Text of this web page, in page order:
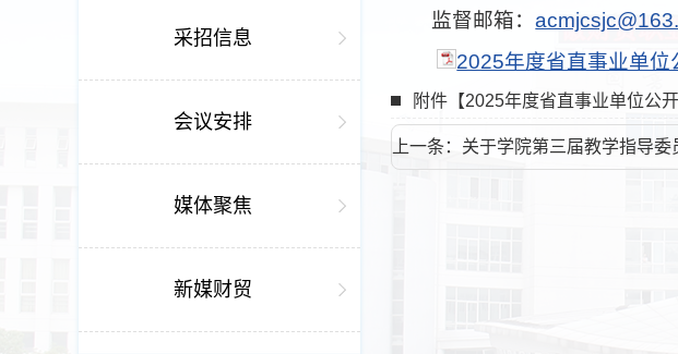
采招信息
会议安排
媒体聚焦
新媒财贸
监督邮箱：
2025年度省直事业单
附件【2025年度省直事业单位公
上一条：关于学院第三届教学指导